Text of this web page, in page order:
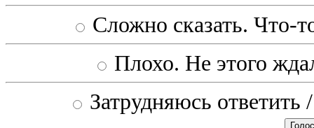
Сложно сказать. Что-
Плохо. Не этого
Затрудняюсь